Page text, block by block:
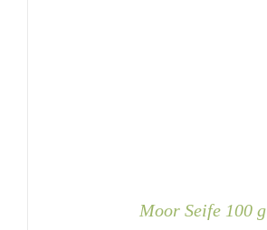
Moor Seife 100 g